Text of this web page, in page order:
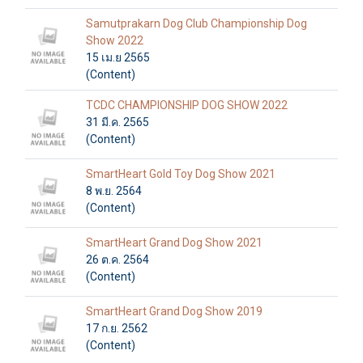
Samutprakarn Dog Club Championship Dog
Show 2022
15 เม.ย 2565
(Content)
TCDC CHAMPIONSHIP DOG SHOW 2022
31 มี.ค. 2565
(Content)
SmartHeart Gold Toy Dog Show 2021
8 พ.ย. 2564
(Content)
SmartHeart Grand Dog Show 2021
26 ต.ค. 2564
(Content)
SmartHeart Grand Dog Show 2019
17 ก.ย. 2562
(Content)